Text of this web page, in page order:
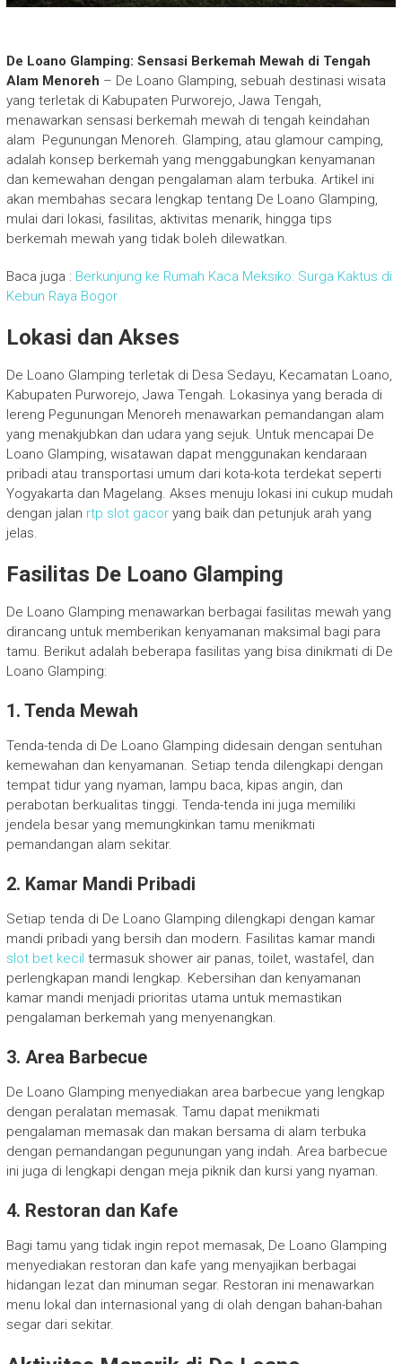
De Loano Glamping: Sensasi Berkemah Mewah di Tengah
Alam Menoreh – De Loano Glamping, sebuah destinasi wisata
yang terletak di Kabupaten Purworejo, Jawa Tengah,
menawarkan sensasi berkemah mewah di tengah keindahan
alam Pegunungan Menoreh. Glamping, atau glamour camping,
adalah konsep berkemah yang menggabungkan kenyamanan
dan kemewahan dengan pengalaman alam terbuka. Artikel ini
akan membahas secara lengkap tentang De Loano Glamping,
mulai dari lokasi, fasilitas, aktivitas menarik, hingga tips
berkemah mewah yang tidak boleh dilewatkan.
Baca juga : Berkunjung ke Rumah Kaca Meksiko: Surga Kaktus di
Kebun Raya Bogor
Lokasi dan Akses
De Loano Glamping terletak di Desa Sedayu, Kecamatan Loano,
Kabupaten Purworejo, Jawa Tengah. Lokasinya yang berada di
lereng Pegunungan Menoreh menawarkan pemandangan alam
yang menakjubkan dan udara yang sejuk. Untuk mencapai De
Loano Glamping, wisatawan dapat menggunakan kendaraan
pribadi atau transportasi umum dari kota-kota terdekat seperti
Yogyakarta dan Magelang. Akses menuju lokasi ini cukup mudah
dengan jalan rtp slot gacoryang baik dan petunjuk arah yang
jelas.
Fasilitas De Loano Glamping
De Loano Glamping menawarkan berbagai fasilitas mewah yang
dirancang untuk memberikan kenyamanan maksimal bagi para
tamu. Berikut adalah beberapa fasilitas yang bisa dinikmati di De
Loano Glamping:
1. Tenda Mewah
Tenda-tenda di De Loano Glamping didesain dengan sentuhan
kemewahan dan kenyamanan. Setiap tenda dilengkapi dengan
tempat tidur yang nyaman, lampu baca, kipas angin, dan
perabotan berkualitas tinggi. Tenda-tenda ini juga memiliki
jendela besar yang memungkinkan tamu menikmati
pemandangan alam sekitar.
2. Kamar Mandi Pribadi
Setiap tenda di De Loano Glamping dilengkapi dengan kamar
mandi pribadi yang bersih dan modern. Fasilitas kamar mandi
slot bet kecil termasuk shower air panas, toilet, wastafel, dan
perlengkapan mandi lengkap. Kebersihan dan kenyamanan
kamar mandi menjadi prioritas utama untuk memastikan
pengalaman berkemah yang menyenangkan.
3. Area Barbecue
De Loano Glamping menyediakan area barbecue yang lengkap
dengan peralatan memasak. Tamu dapat menikmati
pengalaman memasak dan makan bersama di alam terbuka
dengan pemandangan pegunungan yang indah. Area barbecue
ini juga di lengkapi dengan meja piknik dan kursi yang nyaman.
4. Restoran dan Kafe
Bagi tamu yang tidak ingin repot memasak, De Loano Glamping
menyediakan restoran dan kafe yang menyajikan berbagai
hidangan lezat dan minuman segar. Restoran ini menawarkan
menu lokal dan internasional yang di olah dengan bahan-bahan
segar dari sekitar.